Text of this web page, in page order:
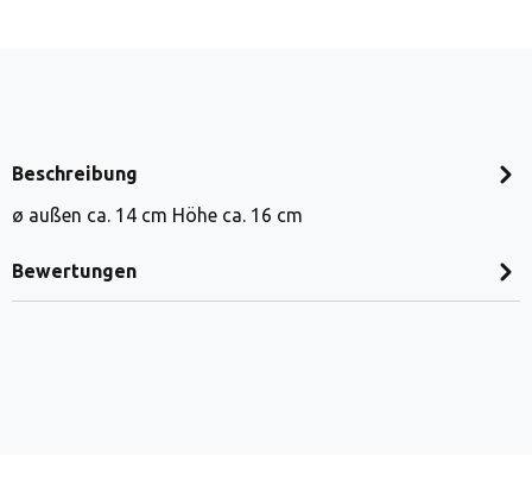
Beschreibung
ø außen ca. 14 cm Höhe ca. 16 cm
Bewertungen